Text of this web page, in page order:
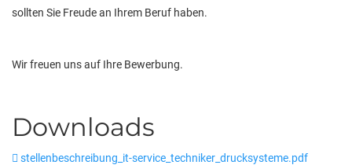
sollten Sie Freude an Ihrem Beruf haben.
Wir freuen uns auf Ihre Bewerbung.
Downloads
stellenbeschreibung_it-service_techniker_drucksysteme.pdf